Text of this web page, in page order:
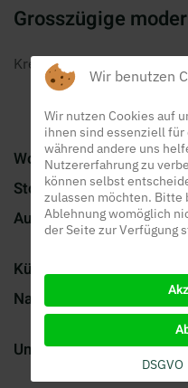
Grosszügige
Kreuzäcker, 5637 Beinwil
Wohnung:
2.5
Stockwerk:
2.
Ausbau:
Küche:
Nasszelle:
mit
Umgebung:
Wir benutzen
Wir nutzen Cookies auf
ihnen sind essenziell
während andere uns
Nutzererfahrung zu
können selbst
zulassen möchten. Bitte
Ablehnung womöglich
der Seite zur Verfügung
DSGVO